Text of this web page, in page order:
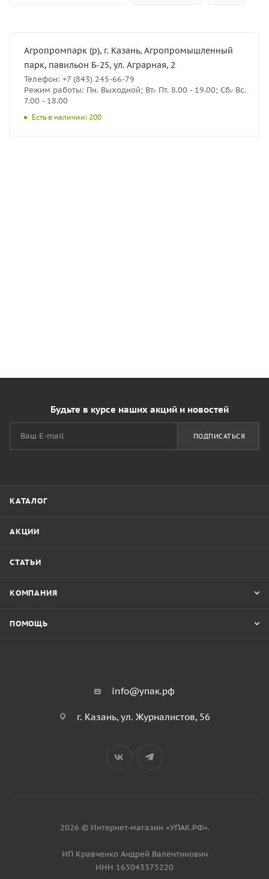
Агропромпарк (р), г. Казань, Агропромышленный
парк, павильон Б-25, ул. Аграрная, 2
Телефон: +7 (843) 245-66-79
Режим работы: Пн. Выходной; Вт.- Пт. 8.00 - 19.00; Сб.- Вс.
7.00 - 18.00
Есть в наличии: 200
Будьте в курсе наших акций и новостей
ПОДПИСАТЬСЯ
КАТАЛОГ
АКЦИИ
СТАТЬИ
КОМПАНИЯ
ПОМОЩЬ
info@упак.рф
г. Казань, ул. Журналистов, 56
2026 © Интернет-магазин «УПАК.РФ».
ИП Кравченко Андрей Валентинович
ИНН 165043375220